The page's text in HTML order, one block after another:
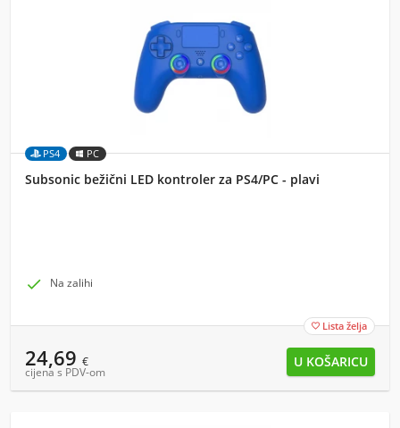
PS4 PC
Subsonic bežični LED kontroler za PS4/PC - plavi
 Na zalihi
 Lista želja
24,69 €
cijena s PDV-om